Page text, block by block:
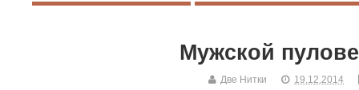
Мужской
Две Нитки 19.12.2014